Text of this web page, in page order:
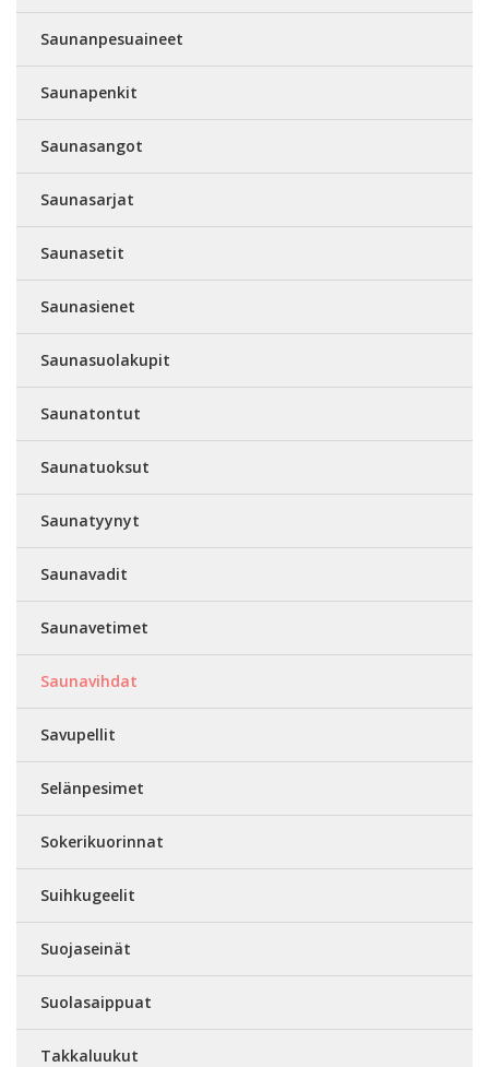
Saunanpesuaineet
Saunapenkit
Saunasangot
Saunasarjat
Saunasetit
Saunasienet
Saunasuolakupit
Saunatontut
Saunatuoksut
Saunatyynyt
Saunavadit
Saunavetimet
Saunavihdat
Savupellit
Selänpesimet
Sokerikuorinnat
Suihkugeelit
Suojaseinät
Suolasaippuat
Takkaluukut